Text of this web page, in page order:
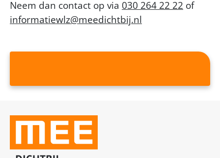
Neem dan contact op via 030 264 22 22 of
informatiewlz@meedichtbij.nl